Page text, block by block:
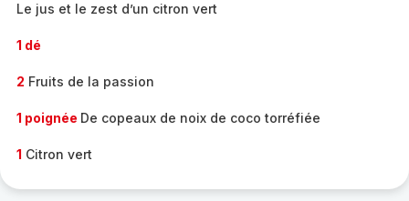
Le jus et le zest d’un citron vert
1 dé
2 Fruits de la passion
1 poignée De copeaux de noix de coco torréfiée
1 Citron vert